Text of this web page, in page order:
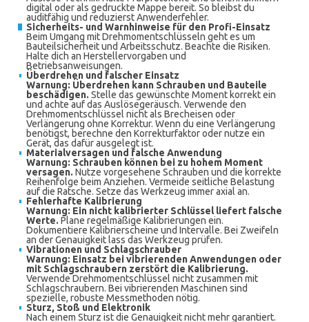
digital oder als gedruckte Mappe bereit. So bleibst du
auditfähig und reduzierst Anwenderfehler.
Sicherheits- und Warnhinweise für den Profi-Einsatz
Beim Umgang mit Drehmomentschlüsseln geht es um
Bauteilsicherheit und Arbeitsschutz. Beachte die Risiken.
Halte dich an Herstellervorgaben und
Betriebsanweisungen.
Überdrehen und falscher Einsatz
Warnung: Überdrehen kann Schrauben und Bauteile
beschädigen. Stelle das gewünschte Moment korrekt ein
und achte auf das Auslösegeräusch. Verwende den
Drehmomentschlüssel nicht als Brecheisen oder
Verlängerung ohne Korrektur. Wenn du eine Verlängerung
benötigst, berechne den Korrekturfaktor oder nutze ein
Gerät, das dafür ausgelegt ist.
Materialversagen und falsche Anwendung
Warnung: Schrauben können bei zu hohem Moment
versagen. Nutze vorgesehene Schrauben und die korrekte
Reihenfolge beim Anziehen. Vermeide seitliche Belastung
auf die Ratsche. Setze das Werkzeug immer axial an.
Fehlerhafte Kalibrierung
Warnung: Ein nicht kalibrierter Schlüssel liefert falsche
Werte. Plane regelmäßige Kalibrierungen ein.
Dokumentiere Kalibrierscheine und Intervalle. Bei Zweifeln
an der Genauigkeit lass das Werkzeug prüfen.
Vibrationen und Schlagschrauber
Warnung: Einsatz bei vibrierenden Anwendungen oder
mit Schlagschraubern zerstört die Kalibrierung.
Verwende Drehmomentschlüssel nicht zusammen mit
Schlagschraubern. Bei vibrierenden Maschinen sind
spezielle, robuste Messmethoden nötig.
Sturz, Stoß und Elektronik
Nach einem Sturz ist die Genauigkeit nicht mehr garantiert.